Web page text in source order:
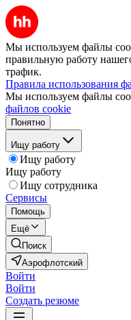
Мы используем файлы
правильную работу
трафик.
Правила использования
Мы используем файлы
файлов cookie
Понятно
Ищу работу
Ищу работу
Ищу работу
Ищу сотрудника
Сервисы
Помощь
Ещё
Поиск
Аэрофлотский
Войти
Войти
Создать резюме